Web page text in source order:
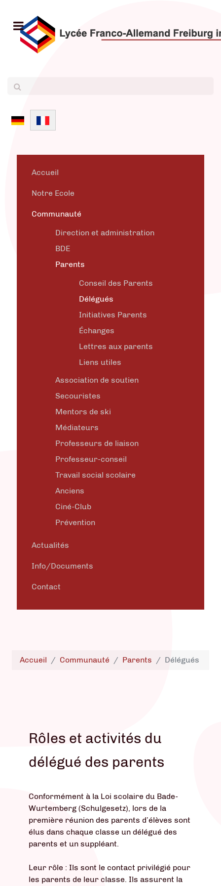
Sélectionnez votre langue
Accueil
Notre Ecole
Communauté
Direction et administration
BDE
Parents
Conseil des Parents
Délégués
Initiatives Parents
Échanges
Lettres aux parents
Liens utiles
Association de soutien
Secouristes
Mentors de ski
Médiateurs
Professeurs de liaison
Professeur-conseil
Travail social scolaire
Anciens
Ciné-Club
Prévention
Actualités
Info/Documents
Contact
Accueil Communauté Parents Délégués
Rôles et activités du
délégué des parents
Conformément à la Loi scolaire du Bade-
Wurtemberg (Schulgesetz), lors de la
première réunion des parents d’élèves sont
élus dans chaque classe un délégué des
parents et un suppléant.
Leur rôle : Ils sont le contact privilégié pour
les parents de leur classe. Ils assurent la